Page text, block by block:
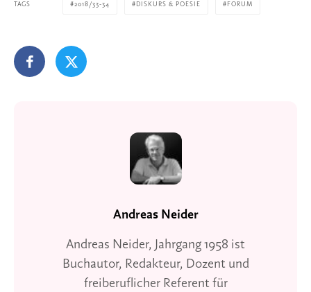
TAGS 2018/33-34 DISKURS & POESIE FORUM
Andreas Neider
Andreas Neider, Jahrgang 1958 ist
Buchautor, Redakteur, Dozent und
freiberuflicher Referent für